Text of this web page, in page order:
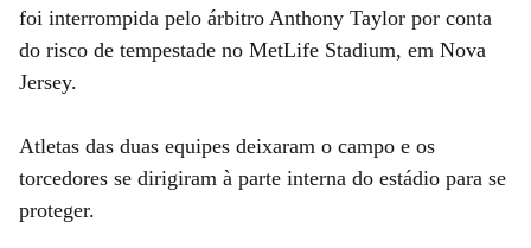
foi interrompida pelo árbitro Anthony Taylor por conta
do risco de tempestade no MetLife Stadium, em Nova
Jersey.
Atletas das duas equipes deixaram o campo e os
torcedores se dirigiram à parte interna do estádio para se
proteger.